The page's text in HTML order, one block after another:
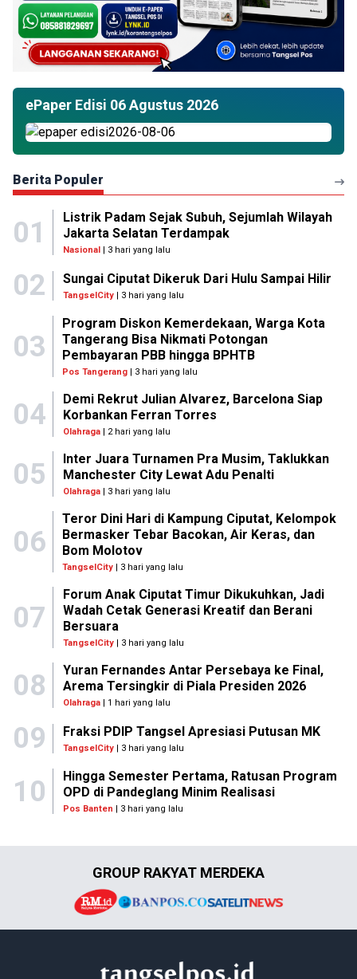
ePaper Edisi 06 Agustus 2026
Berita Populer
01
Listrik Padam Sejak Subuh, Sejumlah Wilayah
Jakarta Selatan Terdampak
Nasional| 3 hari yang lalu
02 Sungai Ciputat Dikeruk Dari Hulu Sampai Hilir
TangselCity | 3 hari yang lalu
03
Program Diskon Kemerdekaan, Warga Kota
Tangerang Bisa Nikmati Potongan
Pembayaran PBB hingga BPHTB
Pos Tangerang | 3 hari yang lalu
04
Demi Rekrut Julian Alvarez, Barcelona Siap
Korbankan Ferran Torres
Olahraga| 2 hari yang lalu
05
Inter Juara Turnamen Pra Musim, Taklukkan
Manchester City Lewat Adu Penalti
Olahraga| 3 hari yang lalu
06
Teror Dini Hari di Kampung Ciputat, Kelompok
Bermasker Tebar Bacokan, Air Keras, dan
Bom Molotov
TangselCity | 3 hari yang lalu
07
Forum Anak Ciputat Timur Dikukuhkan, Jadi
Wadah Cetak Generasi Kreatif dan Berani
Bersuara
TangselCity| 3 hari yang lalu
08
Yuran Fernandes Antar Persebaya ke Final,
Arema Tersingkir di Piala Presiden 2026
Olahraga| 1 hari yang lalu
09 Fraksi PDIP Tangsel Apresiasi Putusan MK
TangselCity | 3 hari yang lalu
10
Hingga Semester Pertama, Ratusan Program
OPD di Pandeglang Minim Realisasi
Pos Banten | 3 hari yang lalu
GROUP RAKYAT MERDEKA